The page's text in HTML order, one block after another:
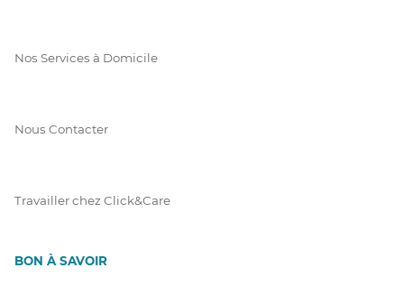
Nos Services à Domicile
Nous Contacter
Travailler chez Click&Care
BON À SAVOIR